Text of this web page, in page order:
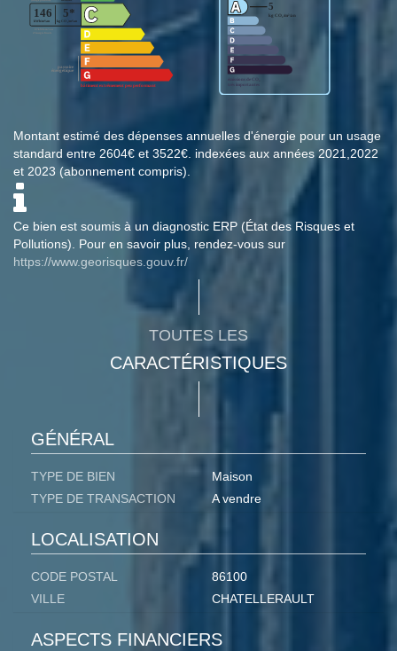
Montant estimé des dépenses annuelles d'énergie pour un usage
standard entre 2604€ et 3522€. indexées aux années 2021,2022
et 2023 (abonnement compris).
Ce bien est soumis à un diagnostic ERP (État des Risques et
Pollutions). Pour en savoir plus, rendez-vous sur
https://www.georisques.gouv.fr/
TOUTES LES
CARACTÉRISTIQUES
GÉNÉRAL
TYPE DE BIEN
Maison
TYPE DE TRANSACTION
A vendre
LOCALISATION
CODE POSTAL
86100
VILLE
CHATELLERAULT
ASPECTS FINANCIERS